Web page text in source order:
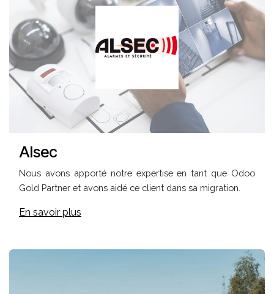
Alsec
Nous avons apporté notre expertise en tant que Odoo
Gold Partner et avons aidé ce client dans sa migration.
En savoir plus